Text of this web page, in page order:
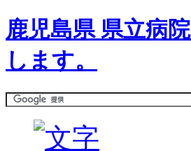
鹿児島県 県立病
します。